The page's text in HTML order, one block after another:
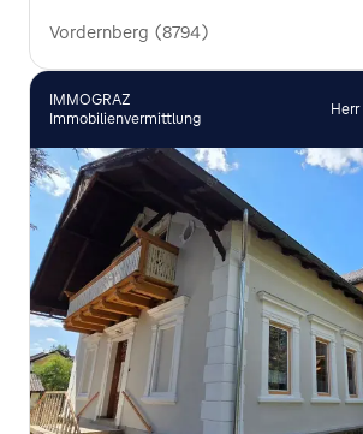
Vordernberg (8794)
IMMOGRAZ
Immobilienvermittlung